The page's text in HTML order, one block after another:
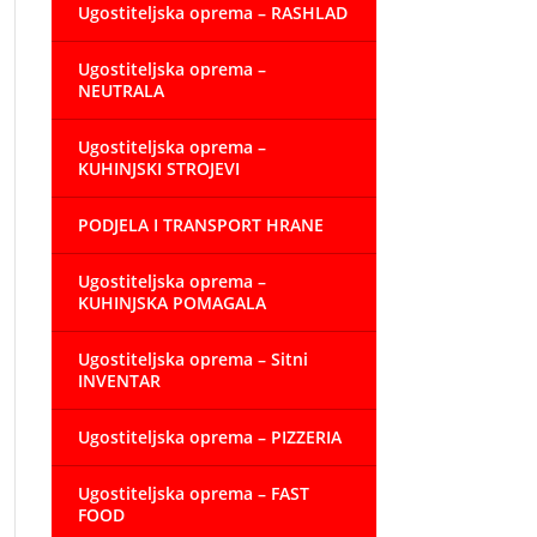
Ugostiteljska oprema – RASHLAD
Ugostiteljska oprema –
NEUTRALA
Ugostiteljska oprema –
KUHINJSKI STROJEVI
PODJELA I TRANSPORT HRANE
Ugostiteljska oprema –
KUHINJSKA POMAGALA
Ugostiteljska oprema – Sitni
INVENTAR
Ugostiteljska oprema – PIZZERIA
Ugostiteljska oprema – FAST
FOOD